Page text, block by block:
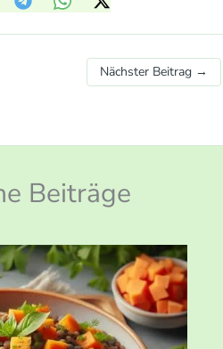
Nächster Beitrag →
Beiträge